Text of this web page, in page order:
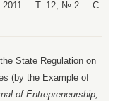
2011. – Т. 12, № 2. – С.
State Regulation on
(by the Example of
of Entrepreneurship,